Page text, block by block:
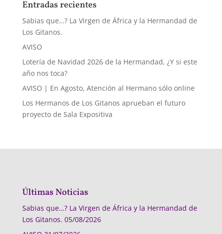
Entradas recientes
Sabias que…? La Virgen de África y la Hermandad de
Los Gitanos.
AVISO
Lotería de Navidad 2026 de la Hermandad, ¿Y si este
año nos toca?
AVISO | En Agosto, Atención al Hermano sólo online
Los Hermanos de Los Gitanos aprueban el futuro
proyecto de Sala Expositiva
Últimas Noticias
Sabias que…? La Virgen de África y la Hermandad de
Los Gitanos. 05/08/2026